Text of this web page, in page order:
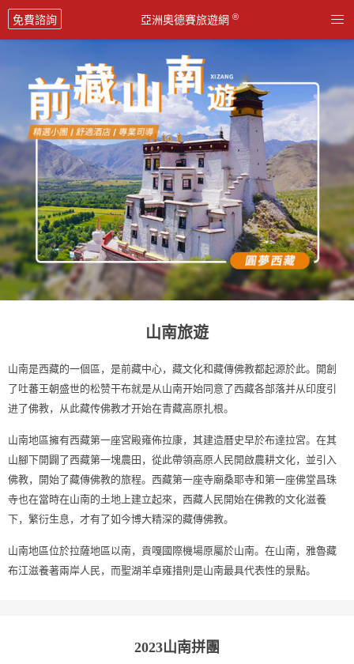

免費諮詢 亞洲奧德賽旅遊網 ®
山南旅遊
山南是西藏的一個區，是前藏中心，藏文化和藏傳佛教都起源於此。開創
了吐蕃王朝盛世的松赞干布就是从山南开始同意了西藏各部落并从印度引
进了佛教，从此藏传佛教才开始在青藏高原扎根。
山南地區擁有西藏第一座宮殿雍佈拉康，其建造曆史早於布達拉宮。在其
山腳下開闢了西藏第一塊農田，從此帶領高原人民開啟農耕文化，並引入
佛教，開始了藏傳佛教的旅程。西藏第一座寺廟桑耶寺和第一座佛堂昌珠
寺也在當時在山南的土地上建立起來，西藏人民開始在佛教的文化滋養
下，繁衍生息，才有了如今博大精深的藏傳佛教。
山南地區位於拉薩地區以南，貢嘎國際機場原屬於山南。在山南，雅魯藏
布江滋養著兩岸人民，而聖湖羊卓雍措則是山南最具代表性的景點。
2023山南拼團